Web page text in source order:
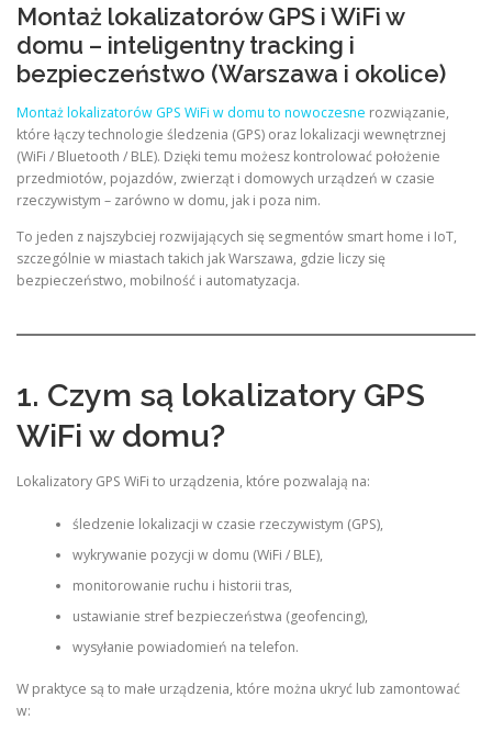
Montaż lokalizatorów GPS i WiFi w
domu – inteligentny tracking i
bezpieczeństwo (Warszawa i okolice)
Montaż lokalizatorów GPS WiFi w domu to nowoczesne rozwiązanie,
które łączy technologie śledzenia (GPS) oraz lokalizacji wewnętrznej
(WiFi / Bluetooth / BLE). Dzięki temu możesz kontrolować położenie
przedmiotów, pojazdów, zwierząt i domowych urządzeń w czasie
rzeczywistym – zarówno w domu, jak i poza nim.
To jeden z najszybciej rozwijających się segmentów smart home i IoT,
szczególnie w miastach takich jak Warszawa, gdzie liczy się
bezpieczeństwo, mobilność i automatyzacja.
1. Czym są lokalizatory GPS
WiFi w domu?
Lokalizatory GPS WiFi to urządzenia, które pozwalają na:
śledzenie lokalizacji w czasie rzeczywistym (GPS),
wykrywanie pozycji w domu (WiFi / BLE),
monitorowanie ruchu i historii tras,
ustawianie stref bezpieczeństwa (geofencing),
wysyłanie powiadomień na telefon.
W praktyce są to małe urządzenia, które można ukryć lub zamontować
w: